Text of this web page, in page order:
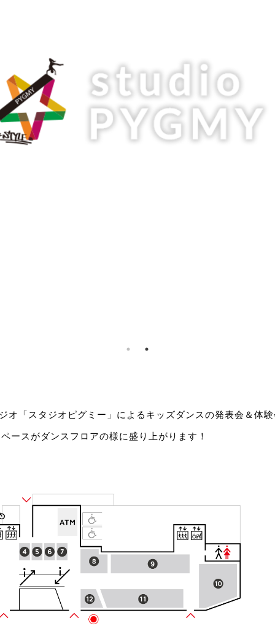
オ「スタジオピグミー」によるキッズダンスの発表会＆体
ースがダンスフロアの様に盛り上がります！